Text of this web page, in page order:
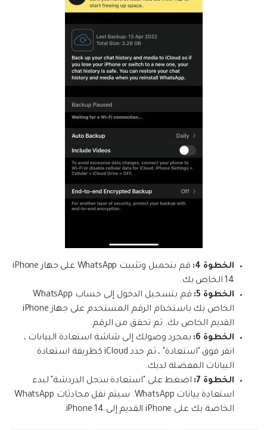
الخطوة 4:
قم بتحميل وتثبيت WhatsApp على جهاز iPhone
14 الخاص بك.
الخطوة 5:
قم بتسجيل الدخول إلى حساب WhatsApp
الخاص بك باستخدام الرقم المستخدم على جهاز iPhone
القديم الخاص بك. ثم تحقق من الرقم.
الخطوة 6:
بمجرد وصولك إلى شاشة استعادة البيانات ،
انقر فوق "استعادة" ، ثم حدد iCloud كطريقة استعادة
البيانات المفضلة لديك.
الخطوة 7:
اضغط على "استعادة سجل الدردشة" لبدء
استعادة بيانات WhatsApp. سيتم نقل محادثات WhatsApp
الخاصة بك على iPhone القديم إلى iPhone 14.